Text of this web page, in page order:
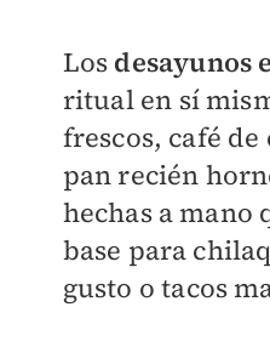
Los desayunos
ritual en sí
frescos, café
pan recién
hechas a mano
base para
gusto o tacos